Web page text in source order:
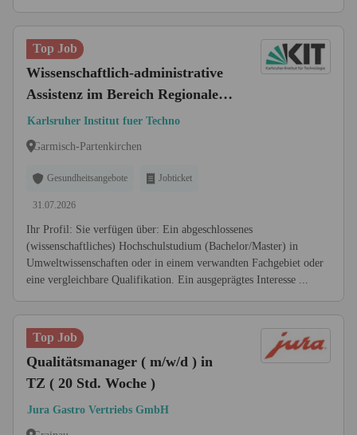
Top Job
Wissenschaftlich-administrative
Assistenz im Bereich Regionale
Klima-Systeme (w/m/d)
Karlsruher Institut fuer Techno
Garmisch-Partenkirchen
Gesundheitsangebote Jobticket
31.07.2026
Ihr Profil: Sie verfügen über: Ein abgeschlossenes
(wissenschaftliches) Hochschulstudium (Bachelor/Master) in
Umwelt­wissenschaften oder in einem verwandten Fachgebiet oder
eine vergleichbare Qualifikation. Ein ausgeprägtes Interesse ...
Top Job
Qualitätsmanager ( m/w/d ) in
TZ ( 20 Std. Woche )
Jura Gastro Vertriebs GmbH